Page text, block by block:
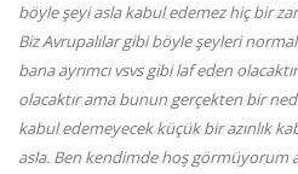
böyle şeyi asla kabul edemez hiç bir
Biz Avrupalılar gibi böyle şeyleri normal
bana ayrımcı vsvs gibi laf eden
olacaktır ama bunun gerçekten bir
kabul edemeyecek küçük bir azınlık
asla. Ben kendimde hoş görmüyorum